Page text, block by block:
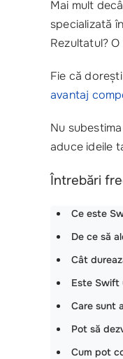
Mai mult
specializată
Rezultatul?
Fie că
avantaj
Nu
aduce ideile
Întrebări
Ce este
De ce să
Cât
Este Swift
Care sunt
Pot să
Cum pot